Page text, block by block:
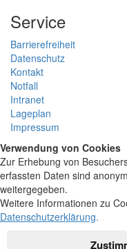
Service
Barrierefreiheit
Datenschutz
Kontakt
Notfall
Intranet
Lageplan
Impressum
Verwendung von Cookies
Zur Erhebung von
erfassten Daten sind
weitergegeben.
Weitere Informationen zu
Datenschutzerklärung.